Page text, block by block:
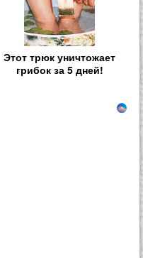
Этот трюк уничтожает
грибок за 5 дней!